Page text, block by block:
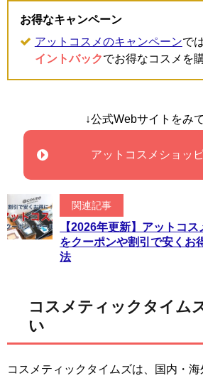
お得なキャンペーン
アットコスメのキャンペーンで
イントバックでお得なコスメを
↓公式Webサイトをみ
アットコスメショッ
関連記事
【2026年更新】アットコ
をクーポンや割引で安くお
法
コスメティックタイム
い
コスメティックタイムズは、国内・